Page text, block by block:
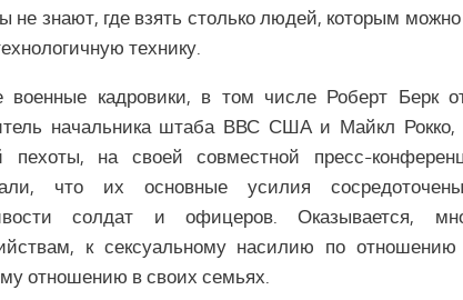
не знают, где взять столько людей, которым
технику.
военные кадровики, в том числе Роберт
начальника штаба ВВС США и Майкл Рокко,
пехоты, на своей совместной пресс-
что их основные усилия
солдат и офицеров. Оказывается,
к сексуальному насилию по
отношению в своих семьях.